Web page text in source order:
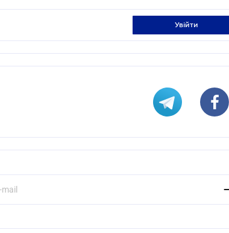
увійти